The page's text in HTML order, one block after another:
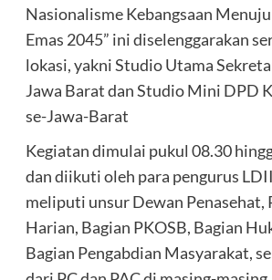
Nasionalisme Kebangsaan
Emas 2045” ini diselenggarakan
lokasi, yakni Studio Utama
Jawa Barat dan Studio Mini DPD
se-Jawa-Barat
Kegiatan dimulai pukul 08.30
dan diikuti oleh para pengurus
meliputi unsur Dewan Penasehat,
Harian, Bagian PKOSB, Bagian
Bagian Pengabdian Masyarakat,